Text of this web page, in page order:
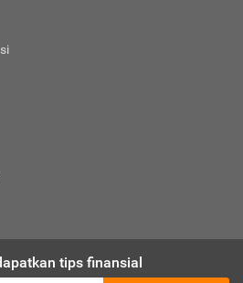
tips finansial